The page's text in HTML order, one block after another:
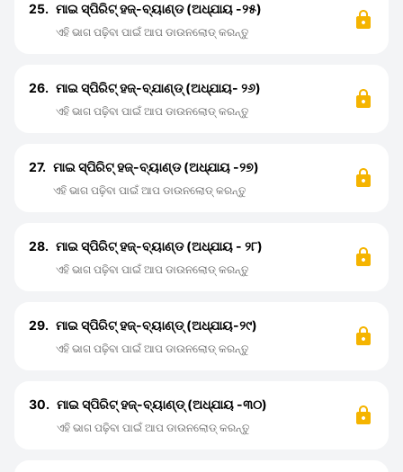
25. ମାଇ ସ୍ପିରିଟ୍ ହଜ୍-ବ୍ୟାଣ୍ଡ (ଅଧ୍ଯାୟ -୨୫)
ଏହି ଭାଗ ପଢ଼ିବା ପାଇଁ ଆପ ଡାଉନଲୋଡ୍ କରନ୍ତୁ
26. ମାଇ ସ୍ପିରିଟ୍ ହଜ୍-ବ୍ଯାଣ୍ଡ୍ (ଅଧ୍ଯାୟ- ୨୬)
ଏହି ଭାଗ ପଢ଼ିବା ପାଇଁ ଆପ ଡାଉନଲୋଡ୍ କରନ୍ତୁ
27. ମାଇ ସ୍ପିରିଟ୍ ହଜ୍-ବ୍ୟାଣ୍ଡ (ଅଧ୍ଯାୟ -୨୭)
ଏହି ଭାଗ ପଢ଼ିବା ପାଇଁ ଆପ ଡାଉନଲୋଡ୍ କରନ୍ତୁ
28. ମାଇ ସ୍ପିରିଟ୍ ହଜ୍-ବ୍ୟାଣ୍ଡ (ଅଧ୍ଯାୟ - ୨୮)
ଏହି ଭାଗ ପଢ଼ିବା ପାଇଁ ଆପ ଡାଉନଲୋଡ୍ କରନ୍ତୁ
29. ମାଇ ସ୍ପିରିଟ୍ ହଜ୍-ବ୍ୟାଣ୍ଡ୍ (ଅଧ୍ଯାୟ-୨୯)
ଏହି ଭାଗ ପଢ଼ିବା ପାଇଁ ଆପ ଡାଉନଲୋଡ୍ କରନ୍ତୁ
30. ମାଇ ସ୍ପିରିଟ୍ ହଜ୍-ବ୍ୟାଣ୍ଡ୍ (ଅଧ୍ଯାୟ -୩୦)
ଏହି ଭାଗ ପଢ଼ିବା ପାଇଁ ଆପ ଡାଉନଲୋଡ୍ କରନ୍ତୁ